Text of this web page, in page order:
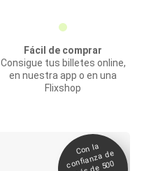
Fácil de comprar
Consigue tus billetes online,
en nuestra app o en una
Flixshop
Con la
confianza de